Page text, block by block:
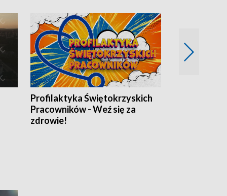
Profilaktyka Świętokrzyskich
Pracowników - Weź się za
zdrowie!